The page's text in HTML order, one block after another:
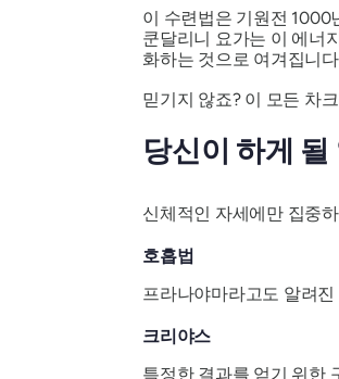
이 수련법은 기원전 1000
쿤달리니 요가는 이 에너
화하는 것으로 여겨집니
믿기지 않죠? 이 모든 차
당신이 하게
신체적인 자세에만 집중
호흡법
프라나야마라고도 알려
크리야스
특정한 결과를 얻기 위한